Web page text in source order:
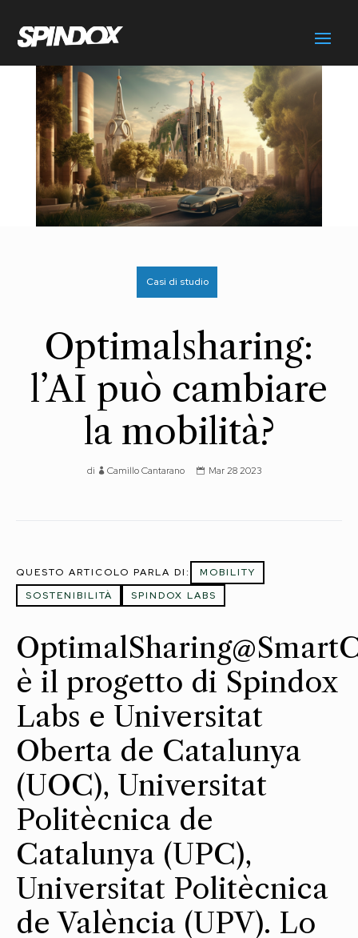
Casi di studio
Optimalsharing:
l’AI può cambiare
la mobilità?
di Camillo Cantarano Mar 28 2023
QUESTO ARTICOLO PARLA DI:
MOBILITY
SOSTENIBILITÀ
SPINDOX LABS
è il progetto di Spindox
Labs e Universitat
Oberta de Catalunya
(UOC), Universitat
Politècnica de
Catalunya (UPC),
Universitat Politècnica
de València (UPV). Lo